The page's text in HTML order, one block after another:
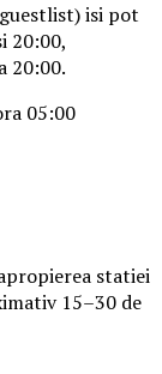
isi pot
20:00,
20:00.
05:00
statiei
15–30 de